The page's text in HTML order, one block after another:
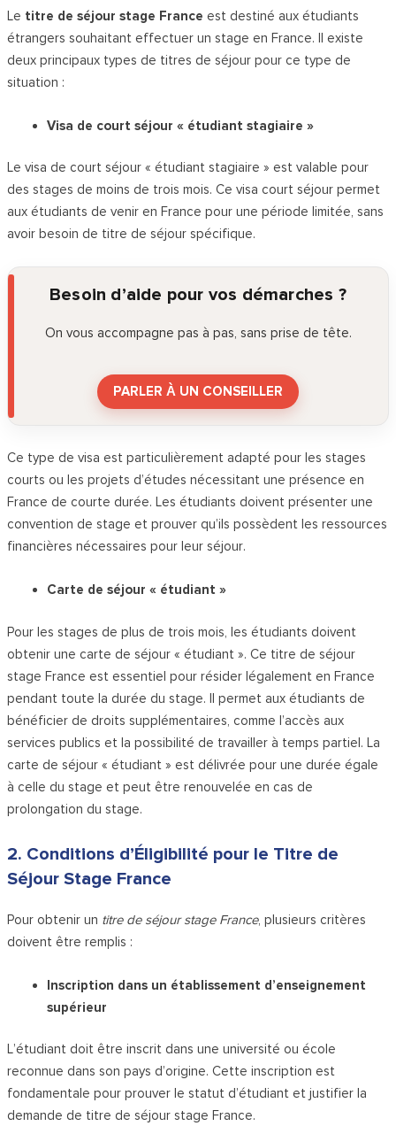
Le titre de séjour stage France est destiné aux étudiants
étrangers souhaitant effectuer un stage en France. Il existe
deux principaux types de titres de séjour pour ce type de
situation :
Visa de court séjour « étudiant stagiaire »
Le visa de court séjour « étudiant stagiaire » est valable pour
des stages de moins de trois mois. Ce visa court séjour permet
aux étudiants de venir en France pour une période limitée, sans
avoir besoin de titre de séjour spécifique.
Besoin d’aide pour vos démarches ?
On vous accompagne pas à pas, sans prise de tête.
PARLER À UN CONSEILLER
Ce type de visa est particulièrement adapté pour les stages
courts ou les projets d’études nécessitant une présence en
France de courte durée. Les étudiants doivent présenter une
convention de stage et prouver qu’ils possèdent les ressources
financières nécessaires pour leur séjour.
Carte de séjour « étudiant »
Pour les stages de plus de trois mois, les étudiants doivent
obtenir une carte de séjour « étudiant ». Ce titre de séjour
stage France est essentiel pour résider légalement en France
pendant toute la durée du stage. Il permet aux étudiants de
bénéficier de droits supplémentaires, comme l’accès aux
services publics et la possibilité de travailler à temps partiel. La
carte de séjour « étudiant » est délivrée pour une durée égale
à celle du stage et peut être renouvelée en cas de
prolongation du stage.
2. Conditions d’Éligibilité pour le Titre de
Séjour Stage France
Pour obtenir un titre de séjour stage France, plusieurs critères
doivent être remplis :
Inscription dans un établissement d’enseignement
supérieur
L’étudiant doit être inscrit dans une université ou école
reconnue dans son pays d’origine. Cette inscription est
fondamentale pour prouver le statut d’étudiant et justifier la
demande de titre de séjour stage France.